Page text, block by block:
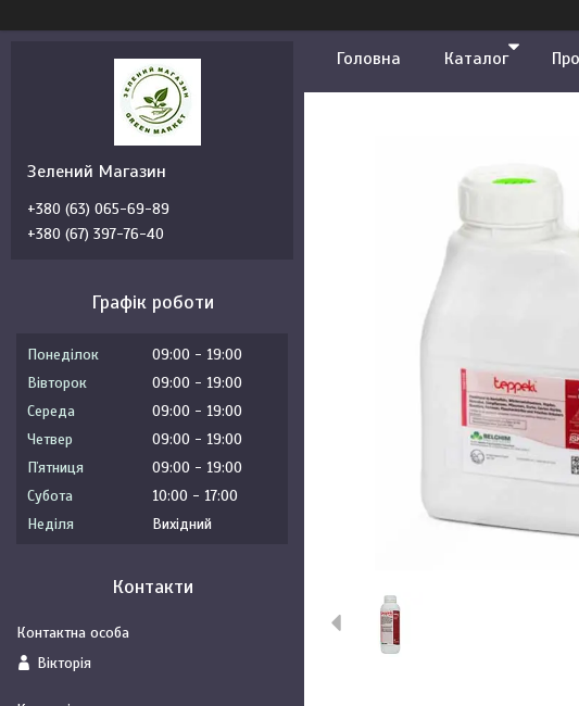
Головна Каталог
Зелений Магазин
+380 (63) 065-69-89
+380 (67) 397-76-40
Графік роботи
Понеділок 09:00
19:00
Вівторок
09:00
19:00
Середа
09:00
19:00
Четвер
09:00
19:00
Пʼятниця
09:00
19:00
Субота
10:00
17:00
Неділя
Вихідний
Контакти
Вікторія